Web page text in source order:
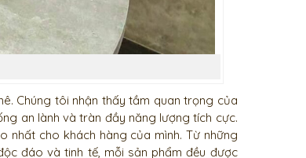
Chúng tôi nhận thấy tầm quan trọng của
an lành và tràn đầy năng lượng tích cực.
nhất cho khách hàng của mình. Từ những
đáo và tinh tế, mỗi sản phẩm đều được